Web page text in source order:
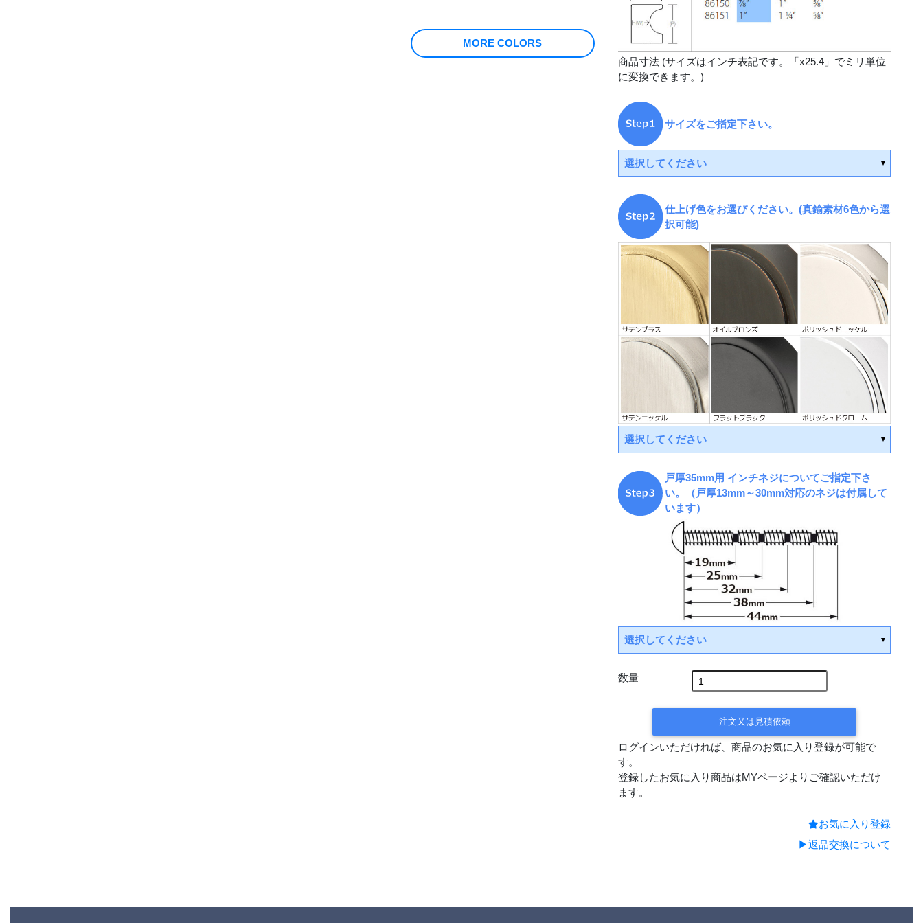
MORE COLORS
商品寸法 (サイズはインチ表記です。「x25.4」でミリ単位
に変換できます。)
サイズをご指定下さい。
選択してください
仕上げ色をお選びください。(真鍮素材6色から選
択可能)
選択してください
戸厚35mm用 インチネジについてご指定下さ
い。（戸厚13mm～30mm対応のネジは付属して
います）
選択してください
数量
注文又は見積依頼
ログインいただければ、商品のお気に入り登録が可能で
す。
登録したお気に入り商品はMYページよりご確認いただけ
ます。
お気に入り登録
▶返品交換について